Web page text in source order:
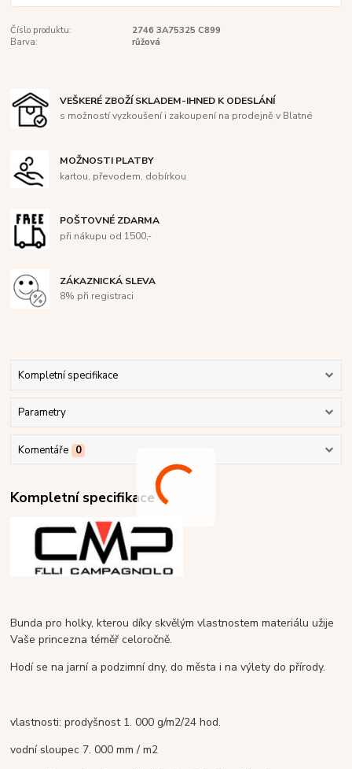
Číslo produktu:
2746 3A75325 C899
Barva:
růžová
VEŠKERÉ ZBOŽÍ SKLADEM-IHNED K ODESLÁNÍ
s možností vyzkoušení i zakoupení na prodejně v Blatné
MOŽNOSTI PLATBY
kartou, převodem, dobírkou
POŠTOVNÉ ZDARMA
při nákupu od 1500,-
ZÁKAZNICKÁ SLEVA
8% při registraci
Kompletní specifikace
Parametry
Komentáře 0
Kompletní specifikace
Bunda pro holky, kterou díky skvělým vlastnostem materiálu užije
Vaše princezna téměř celoročně.
Hodí se na jarní a podzimní dny, do města i na výlety do přírody.
vlastnosti: prodyšnost 1. 000 g/m2/24 hod.
vodní sloupec 7. 000 mm / m2